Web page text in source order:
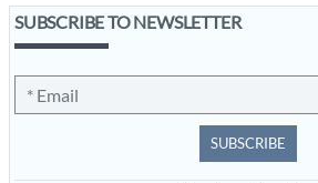
SUBSCRIBE TO NEWSLETTER
SUBSCRIBE